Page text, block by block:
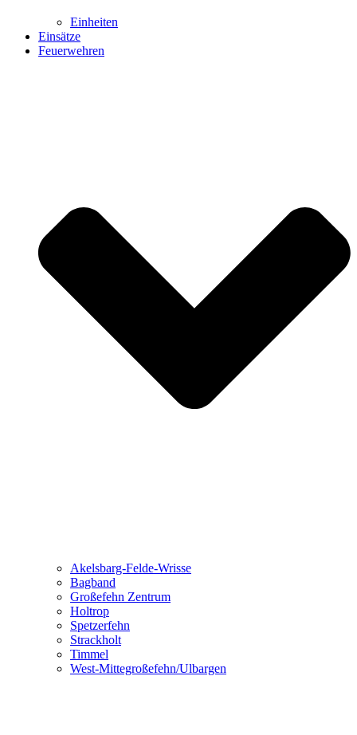
Einheiten
Einsätze
Feuerwehren
Akelsbarg-Felde-Wrisse
Bagband
Großefehn Zentrum
Holtrop
Spetzerfehn
Strackholt
Timmel
West-Mittegroßefehn/Ulbargen